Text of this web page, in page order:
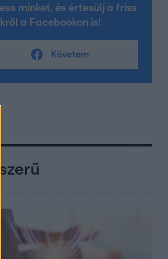
minket, és értesülj a friss
a Facebookon is!
Követem